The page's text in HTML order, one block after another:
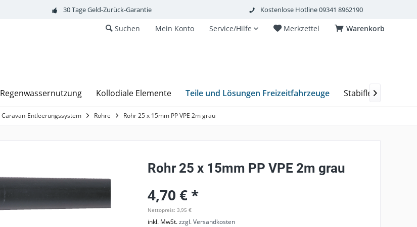
30 Tage Geld-Zurück-Garantie Kostenlose Hotline 09341 8962190
Warenkorb
Merkzettel
Service/Hilfe
Mein Konto
Suchen
Regenwassernutzung Kollodiale Elemente Teile und Lösungen Freizeitfahrzeuge Stabiflex
Caravan-Entleerungssystem Rohre Rohr 25 x 15mm PP VPE 2m grau
Rohr 25 x 15mm PP VPE 2m grau
4,70 € *
Nettopreis: 3,95 €
inkl. MwSt.zzgl. Versandkosten